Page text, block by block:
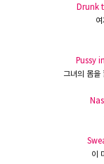
Drunk
Pussy
그녀의 몸을
이